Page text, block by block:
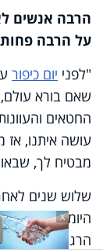
הרבה אנשים
על הרבה
"לפני יום כיפור
שאם בורא
החטאים
עושה איתנו, אז
מבטיח לך,
שלוש שנים
היומיומית"
הרגיש שהוא
X